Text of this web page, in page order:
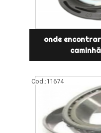
onde
Cod.:11674